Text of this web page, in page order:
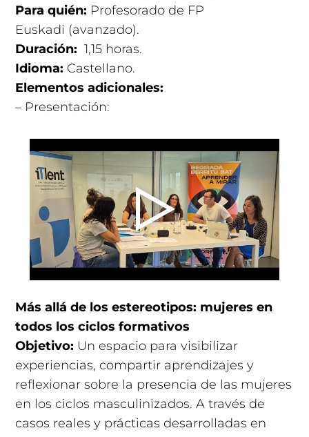
Para quién: Profesorado de FP
Euskadi (avanzado).
Duración: 1,15 horas.
Idioma: Castellano.
Elementos adicionales:
– Presentación:
Más allá de los estereotipos: mujeres en
todos los ciclos formativos
Objetivo: Un espacio para visibilizar
experiencias, compartir aprendizajes y
reflexionar sobre la presencia de las mujeres
en los ciclos masculinizados. A través de
casos reales y prácticas desarrolladas en